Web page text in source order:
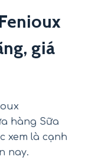
giá
hàng Sữa
xem là cạnh
nay.